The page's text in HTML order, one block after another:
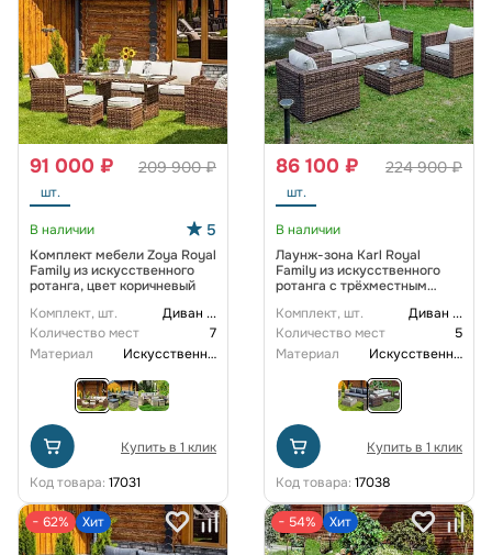
209 900 ₽
91 000 ₽
шт.
В наличии 5
Комплект мебели Zoya Royal
Family из искусственного
ротанга, цвет коричневый
Комплект, шт.
Диван ...
Количество мест
7
Материал
Искусственный ротанг
Купить в 1 клик
Код товара: 17031
224 900 ₽
86 100 ₽
шт.
В наличии
Лаунж-зона Karl Royal
Family из искусственного
ротанга с трёхместным
Комплект, шт. Диван ...
Количество мест
5
Материал
Искусственный ротанг
Купить в 1 клик
Код товара: 17038
− 62% Хит − 54% Хит